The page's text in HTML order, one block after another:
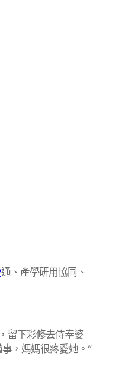
通、產學研用協同、
留下彩修去侍奉婆
，媽媽很疼愛她。”